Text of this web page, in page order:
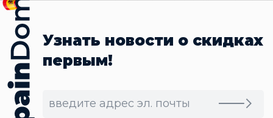
Узнать новости о скидках
первым!